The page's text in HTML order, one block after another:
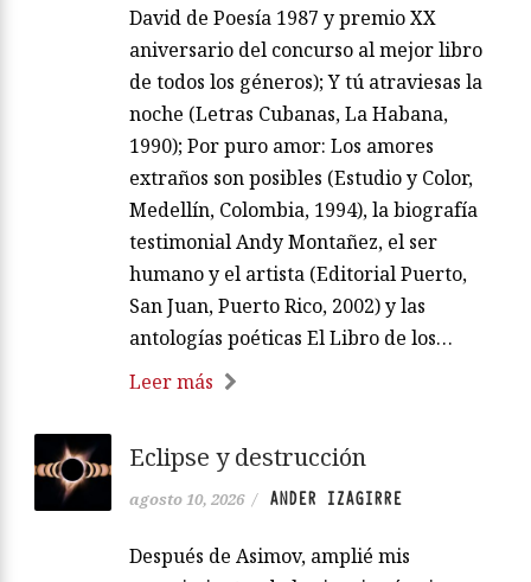
David de Poesía 1987 y premio XX
aniversario del concurso al mejor libro
de todos los géneros); Y tú atraviesas la
noche (Letras Cubanas, La Habana,
1990); Por puro amor: Los amores
extraños son posibles (Estudio y Color,
Medellín, Colombia, 1994), la biografía
testimonial Andy Montañez, el ser
humano y el artista (Editorial Puerto,
San Juan, Puerto Rico, 2002) y las
antologías poéticas El Libro de los…
Leer más
Eclipse y destrucción
agosto 10, 2026 / ANDER IZAGIRRE
Después de Asimov, amplié mis